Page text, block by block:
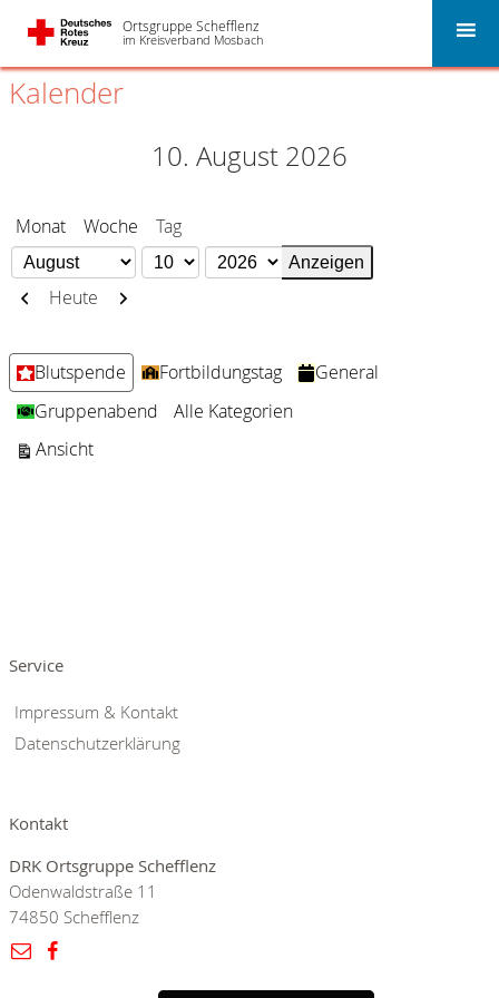
Ortsgruppe Schefflenz
im Kreisverband Mosbach
Kalender
10. August 2026
Monat Woche Tag
Monat
Tag
Jahr
Zurück
Heute Weiter
Kategorien
Blutspende Fortbildungstag
General
Gruppenabend
Alle Kategorien
Ansichtausdrucken
Service
Impressum & Kontakt
Datenschutzerklärung
Kontakt
DRK Ortsgruppe Schefflenz
Odenwaldstraße 11
74850 Schefflenz